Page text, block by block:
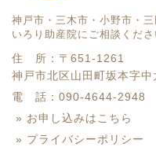
神戸市・三木市・小野市・
いろり助産院にご相談くださ
住 所： 〒651-1261
神戸市北区山田町坂本字中
電 話：090-4644-2948
» お申し込みはこちら
» プライバシーポリシー